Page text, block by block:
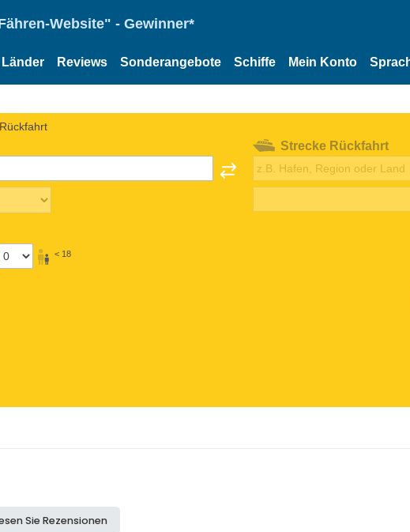
Website" - Gewinner*
Länder Reviews Sonderangebote Schiffe Mein Konto
< 18
Strecke Rückfahrt
Sie Rezensionen